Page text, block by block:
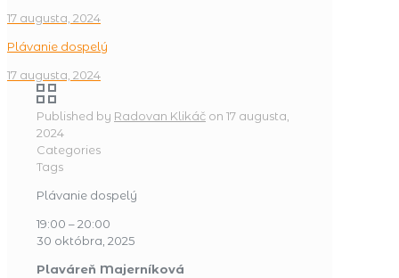
17 augusta, 2024
Plávanie dospelý
17 augusta, 2024
Published by Radovan Klikáč on 17 augusta,
2024
Categories
Tags
Plávanie dospelý
19:00 –20:00
30 októbra, 2025
Plaváreň Majerníková